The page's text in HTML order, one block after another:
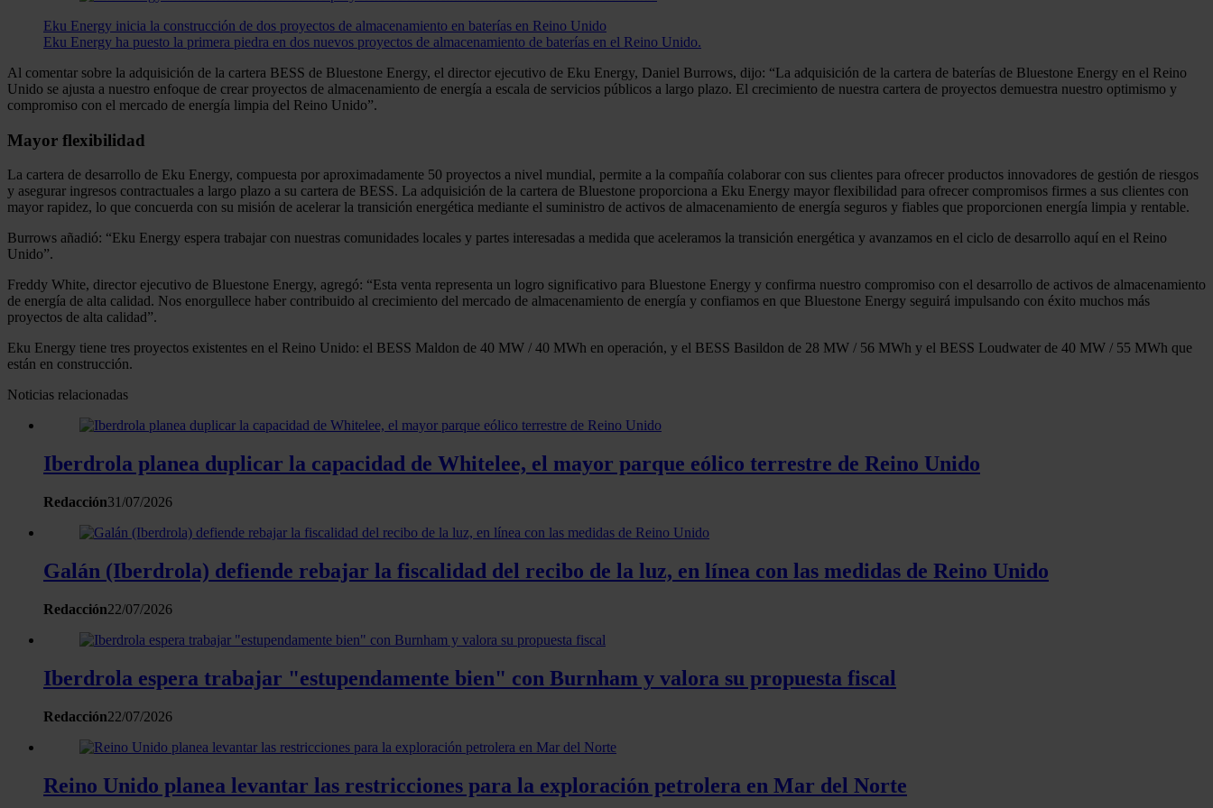
Eku Energy inicia la construcción de dos proyectos de almacenamiento en baterías en Reino Unido
Eku Energy ha puesto la primera piedra en dos nuevos proyectos de almacenamiento de baterías en el Reino Unido.
Al comentar sobre la adquisición de la cartera BESS de Bluestone Energy, el director ejecutivo de Eku Energy, Daniel Burrows, dijo: “La adquisición de la cartera de baterías de Bluestone Energy en el Reino
Unido se ajusta a nuestro enfoque de crear proyectos de almacenamiento de energía a escala de servicios públicos a largo plazo. El crecimiento de nuestra cartera de proyectos demuestra nuestro optimismo y
compromiso con el mercado de energía limpia del Reino Unido”.
Mayor flexibilidad
La cartera de desarrollo de Eku Energy, compuesta por aproximadamente 50 proyectos a nivel mundial, permite a la compañía colaborar con sus clientes para ofrecer productos innovadores de gestión de riesgos
y asegurar ingresos contractuales a largo plazo a su cartera de BESS. La adquisición de la cartera de Bluestone proporciona a Eku Energy mayor flexibilidad para ofrecer compromisos firmes a sus clientes con
mayor rapidez, lo que concuerda con su misión de acelerar la transición energética mediante el suministro de activos de almacenamiento de energía seguros y fiables que proporcionen energía limpia y rentable.
Burrows añadió: “Eku Energy espera trabajar con nuestras comunidades locales y partes interesadas a medida que aceleramos la transición energética y avanzamos en el ciclo de desarrollo aquí en el Reino
Unido”.
Freddy White, director ejecutivo de Bluestone Energy, agregó: “Esta venta representa un logro significativo para Bluestone Energy y confirma nuestro compromiso con el desarrollo de activos de almacenamiento
de energía de alta calidad. Nos enorgullece haber contribuido al crecimiento del mercado de almacenamiento de energía y confiamos en que Bluestone Energy seguirá impulsando con éxito muchos más
proyectos de alta calidad”.
Eku Energy tiene tres proyectos existentes en el Reino Unido: el BESS Maldon de 40 MW / 40 MWh en operación, y el BESS Basildon de 28 MW / 56 MWh y el BESS Loudwater de 40 MW / 55 MWh que
están en construcción.
Noticias relacionadas
Iberdrola planea duplicar la capacidad de Whitelee, el mayor parque eólico terrestre de Reino Unido
Redacción31/07/2026
Galán (Iberdrola) defiende rebajar la fiscalidad del recibo de la luz, en línea con las medidas de Reino Unido
Redacción22/07/2026
Iberdrola espera trabajar "estupendamente bien" con Burnham y valora su propuesta fiscal
Redacción22/07/2026
Reino Unido planea levantar las restricciones para la exploración petrolera en Mar del Norte